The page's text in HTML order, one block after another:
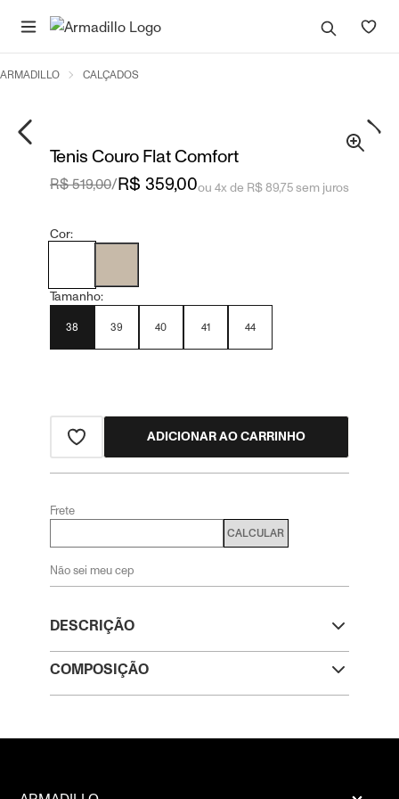
ARMADILLO CALÇADOS
Tenis Couro Flat Comfort
DESCRIÇÃO
COMPOSIÇÃO
R$ 519,00/R$ 359,00ou 4x de R$ 89,75 sem juros
Cor:
Tamanho:
38 39 40 41 44
ADICIONAR AO CARRINHO
Frete
CALCULAR
Não sei meu cep